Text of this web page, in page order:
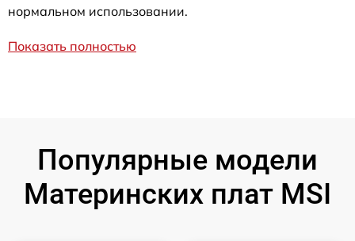
нормальном использовании.
Показать полностью
Популярные модели
Материнских плат MSI